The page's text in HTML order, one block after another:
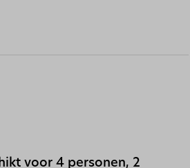
voor 4 personen, 2